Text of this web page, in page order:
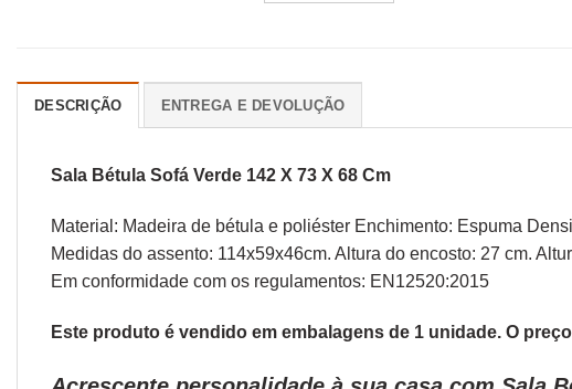
DESCRIÇÃO ENTREGA E DEVOLUÇÃO
Sala Bétula Sofá Verde 142 X 73 X 68 Cm
Material: Madeira de bétula e poliéster Enchimento: Espuma
Medidas do assento: 114x59x46cm. Altura do encosto: 27 cm.
Em conformidade com os regulamentos: EN12520:2015
Este produto é vendido em embalagens de 1 unidade. O